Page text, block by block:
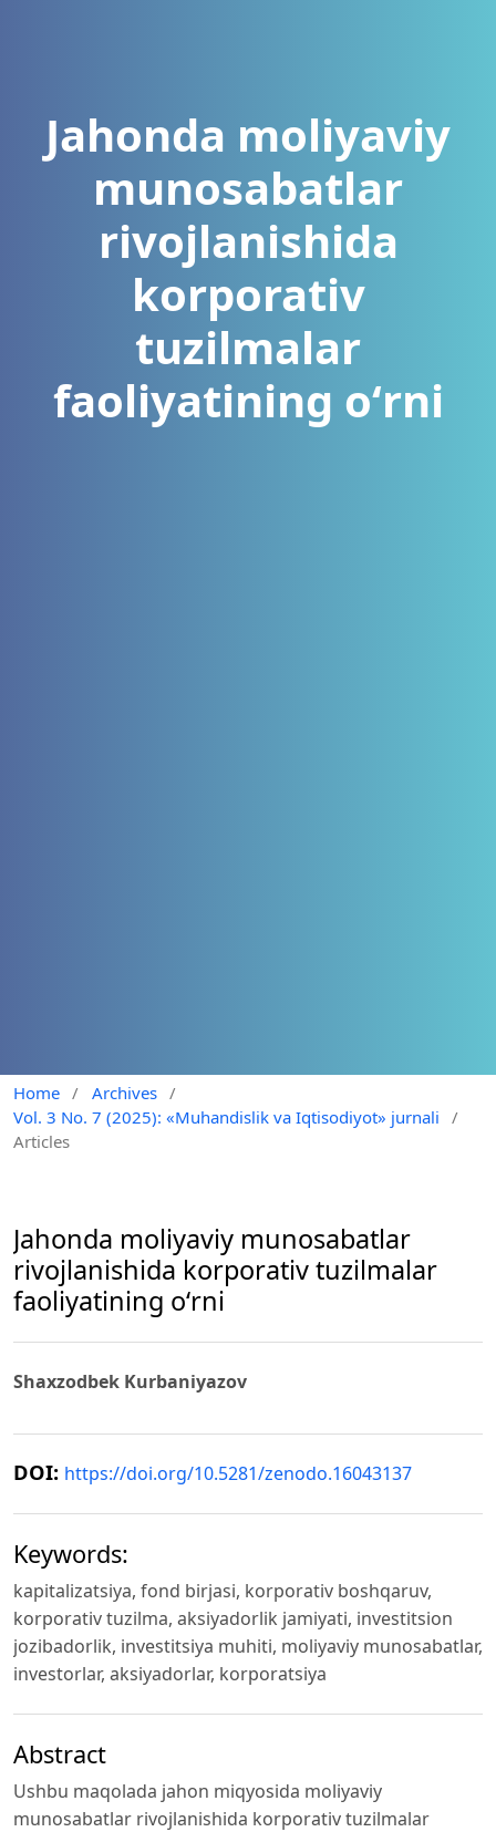
Jahonda moliyaviy
munosabatlar
rivojlanishida
korporativ
tuzilmalar
faoliyatining oʻrni
Home / Archives /
Vol. 3 No. 7 (2025): «Muhandislik va Iqtisodiyot» jurnali
/
Articles
Jahonda moliyaviy munosabatlar
rivojlanishida korporativ tuzilmalar
faoliyatining oʻrni
Shaxzodbek Kurbaniyazov
DOI: https://doi.org/10.5281/zenodo.16043137
Keywords:
kapitalizatsiya, fond birjasi, korporativ boshqaruv,
korporativ tuzilma, aksiyadorlik jamiyati, investitsion
jozibadorlik, investitsiya muhiti, moliyaviy munosabatlar,
investorlar, aksiyadorlar, korporatsiya
Abstract
Ushbu maqolada jahon miqyosida moliyaviy
munosabatlar rivojlanishida korporativ tuzilmalar